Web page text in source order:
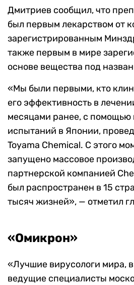
Дмитриев сообщил, что
был первым лекарством от
зарегистрированным
также первым в мире
основе вещества под
«Мы были первыми, кто
его эффективность в
месяцами ранее, с помощью
испытаний в Японии,
Toyama Chemical. С этого
запущено массовое
партнерской компанией
был распространен в 15
тысяч жизней», — отметил
«Омикрон»
«Лучшие вирусологи мира,
ведущие специалисты